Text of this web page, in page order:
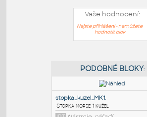
Vaše hodnocení:
Nejste přihlášeni - nemůžete
hodnotit blok